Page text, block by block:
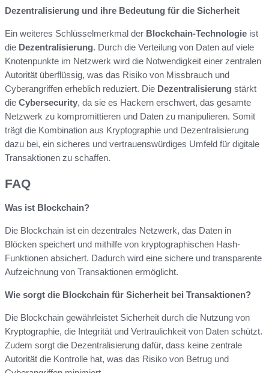
Dezentralisierung und ihre Bedeutung für die Sicherheit
Ein weiteres Schlüsselmerkmal der Blockchain-Technologie ist
die Dezentralisierung. Durch die Verteilung von Daten auf viele
Knotenpunkte im Netzwerk wird die Notwendigkeit einer zentralen
Autorität überflüssig, was das Risiko von Missbrauch und
Cyberangriffen erheblich reduziert. Die Dezentralisierung stärkt
die Cybersecurity, da sie es Hackern erschwert, das gesamte
Netzwerk zu kompromittieren und Daten zu manipulieren. Somit
trägt die Kombination aus Kryptographie und Dezentralisierung
dazu bei, ein sicheres und vertrauenswürdiges Umfeld für digitale
Transaktionen zu schaffen.
FAQ
Was ist Blockchain?
Die Blockchain ist ein dezentrales Netzwerk, das Daten in
Blöcken speichert und mithilfe von kryptographischen Hash-
Funktionen absichert. Dadurch wird eine sichere und transparente
Aufzeichnung von Transaktionen ermöglicht.
Wie sorgt die Blockchain für Sicherheit bei Transaktionen?
Die Blockchain gewährleistet Sicherheit durch die Nutzung von
Kryptographie, die Integrität und Vertraulichkeit von Daten schützt.
Zudem sorgt die Dezentralisierung dafür, dass keine zentrale
Autorität die Kontrolle hat, was das Risiko von Betrug und